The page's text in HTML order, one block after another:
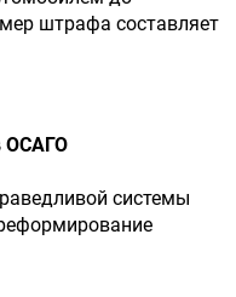
штрафа составляет
ОСАГО
системы